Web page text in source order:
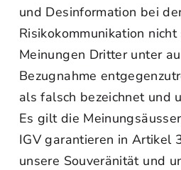
und Desinformation bei
Risikokommunikation
Meinungen Dritter unter
Bezugnahme
als falsch bezeichnet und
Es gilt die
IGV garantieren in Artikel
unsere Souveränität und